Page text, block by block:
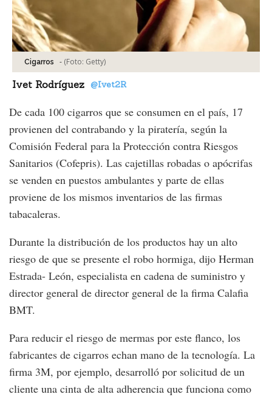
Cigarros - (Foto: Getty)
Ivet Rodríguez @Ivet2R
De cada 100 cigarros que se consumen en el país, 17
provienen del contrabando y la piratería, según la
Comisión Federal para la Protección contra Riesgos
Sanitarios (Cofepris). Las cajetillas robadas o apócrifas
se venden en puestos ambulantes y parte de ellas
proviene de los mismos inventarios de las firmas
tabacaleras.
Durante la distribución de los productos hay un alto
riesgo de que se presente el robo hormiga, dijo Herman
Estrada- León, especialista en cadena de suministro y
director general de director general de la firma Calafia
BMT.
Para reducir el riesgo de mermas por este flanco, los
fabricantes de cigarros echan mano de la tecnología. La
firma 3M, por ejemplo, desarrolló por solicitud de un
cliente una cinta de alta adherencia que funciona como